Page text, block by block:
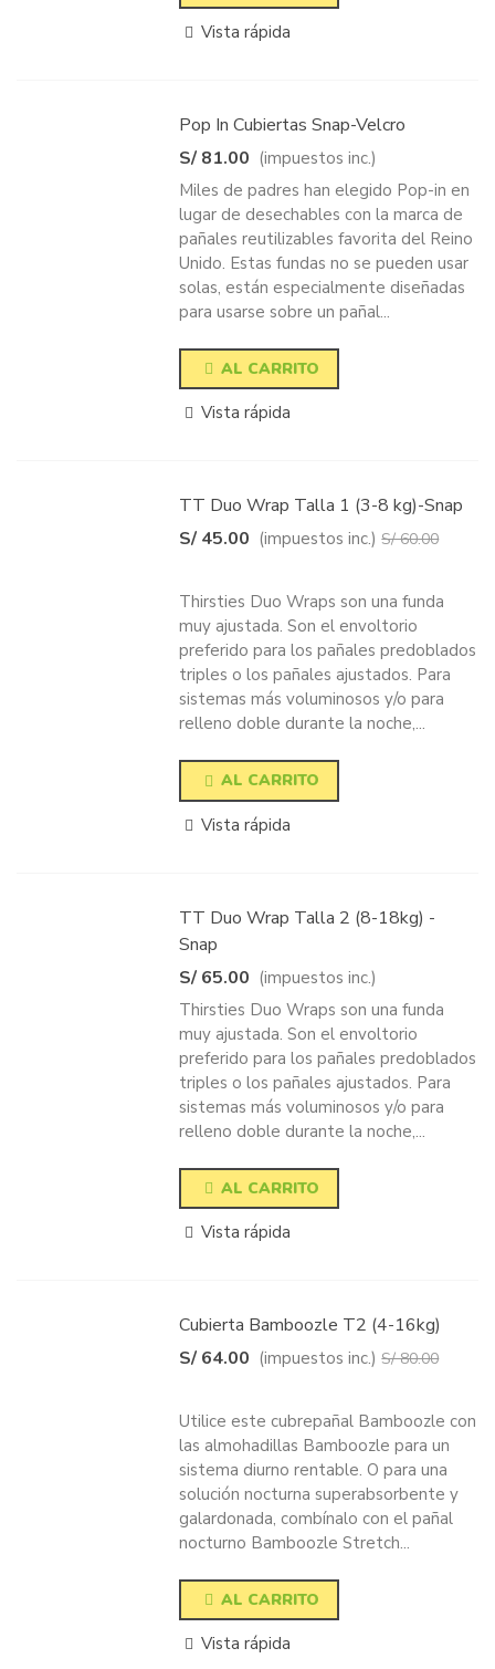
Vista rápida
Pop In Cubiertas Snap-Velcro
S/ 81.00 (impuestos inc.)
Miles de padres han elegido Pop-in en
lugar de desechables con la marca de
pañales reutilizables favorita del Reino
Unido. Estas fundas no se pueden usar
solas, están especialmente diseñadas
para usarse sobre un pañal...
AL CARRITO
Vista rápida
TT Duo Wrap Talla 1 (3-8 kg)-Snap
S/ 45.00 (impuestos inc.) S/ 60.00
Thirsties Duo Wraps son una funda
muy ajustada. Son el envoltorio
preferido para los pañales predoblados
triples o los pañales ajustados. Para
sistemas más voluminosos y/o para
relleno doble durante la noche,...
AL CARRITO
Vista rápida
TT Duo Wrap Talla 2 (8-18kg) -
Snap
S/ 65.00 (impuestos inc.)
Thirsties Duo Wraps son una funda
muy ajustada. Son el envoltorio
preferido para los pañales predoblados
triples o los pañales ajustados. Para
sistemas más voluminosos y/o para
relleno doble durante la noche,...
AL CARRITO
Vista rápida
Cubierta Bamboozle T2 (4-16kg)
S/ 64.00 (impuestos inc.) S/ 80.00
Utilice este cubrepañal Bamboozle con
las almohadillas Bamboozle para un
sistema diurno rentable. O para una
solución nocturna superabsorbente y
galardonada, combínalo con el pañal
nocturno Bamboozle Stretch...
AL CARRITO
Vista rápida